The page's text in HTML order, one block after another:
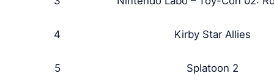
4 Kirby Star Allies
5 Splatoon 2